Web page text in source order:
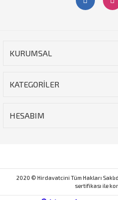
KURUMSAL
KATEGORİLER
HESABIM
2020 © Hirdavatcini Tüm Hakları
sertifikası ile